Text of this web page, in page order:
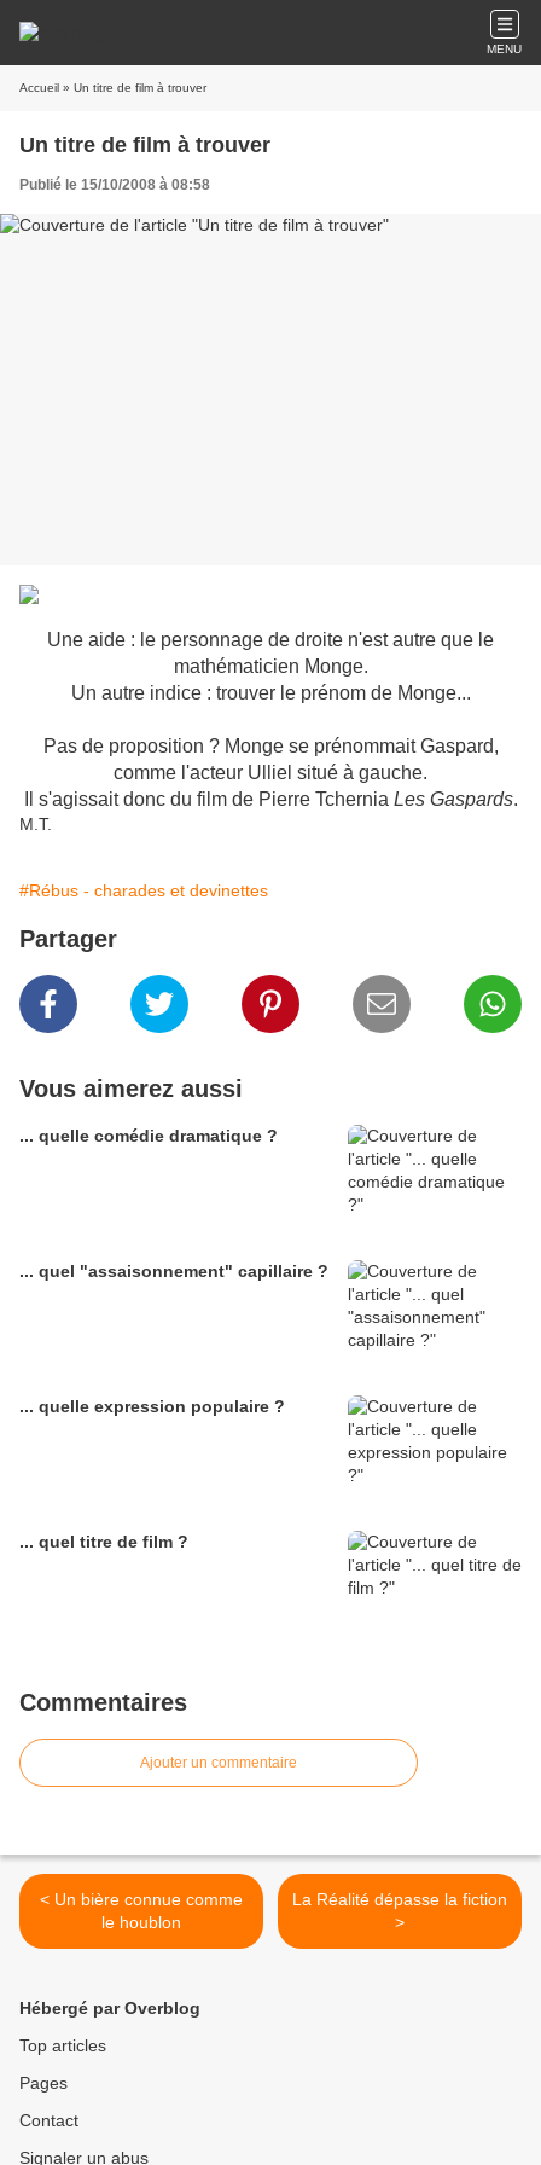
MENU
Accueil » Un titre de film à trouver
Un titre de film à trouver
Publié le 15/10/2008 à 08:58
Une aide : le personnage de droite n'est autre que le
mathématicien Monge.
Un autre indice : trouver le prénom de Monge...
Pas de proposition ? Monge se prénommait Gaspard,
comme l'acteur Ulliel situé à gauche.
Il s'agissait donc du film de Pierre Tchernia Les Gaspards.
M.T.
#Rébus - charades et devinettes
Partager
Vous aimerez aussi
... quelle comédie dramatique ?
... quel "assaisonnement" capillaire ?
... quelle expression populaire ?
... quel titre de film ?
Commentaires
Ajouter un commentaire
< Un bière connue comme
le houblon
La Réalité dépasse la fiction
>
Hébergé par Overblog
Top articles
Pages
Contact
Signaler un abus